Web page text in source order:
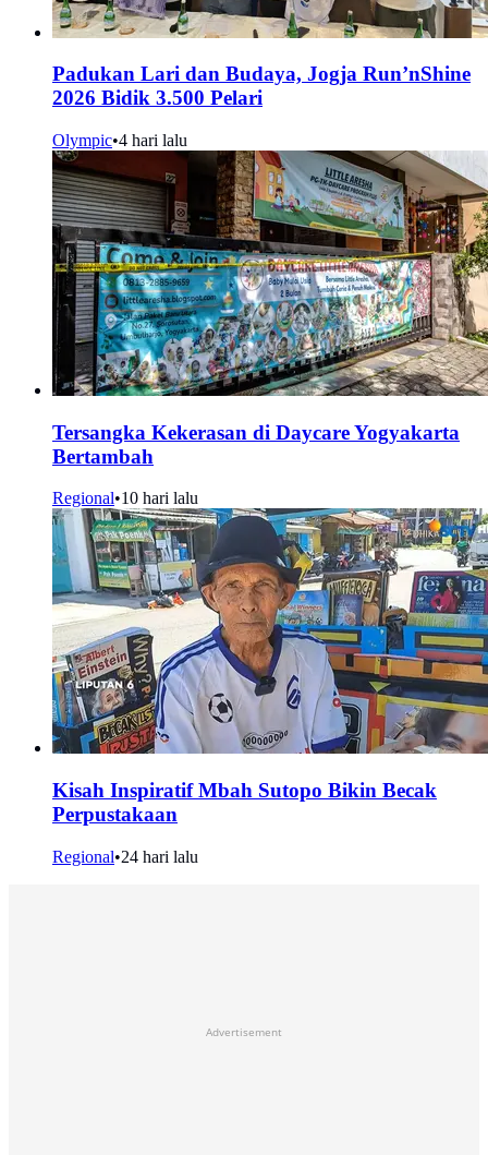
Padukan Lari dan Budaya, Jogja Run’nShine
2026 Bidik 3.500 Pelari
Olympic•4 hari lalu
Tersangka Kekerasan di Daycare Yogyakarta
Bertambah
Regional•10 hari lalu
Kisah Inspiratif Mbah Sutopo Bikin Becak
Perpustakaan
Regional•24 hari lalu
Advertisement